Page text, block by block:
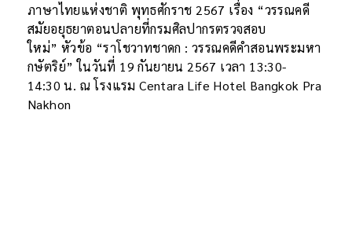
ภาษาไทยแห่งชาติ พุทธศักราช 2567 เรื่อง “วรรณคดี
สมัยอยุธยาตอนปลายที่กรมศิลปากรตรวจสอบ
ใหม่” หัวข้อ “ราโชวาทชาดก : วรรณคดีคำสอนพระมหา
กษัตริย์” ในวันที่ 19 กันยายน 2567 เวลา 13:30-
14:30 น. ณ โรงแรม Centara Life Hotel Bangkok Pra
Nakhon